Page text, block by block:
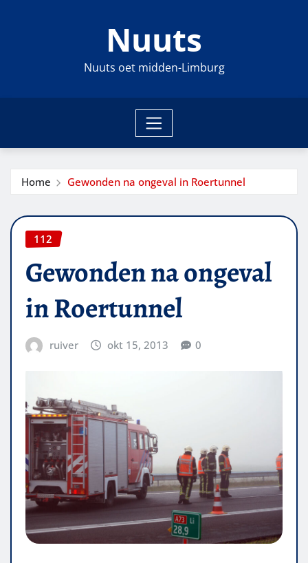
Nuuts
Nuuts oet midden-Limburg
Home Gewonden na ongeval in Roertunnel
112
Gewonden na ongeval
in Roertunnel
ruiver okt 15, 2013 0